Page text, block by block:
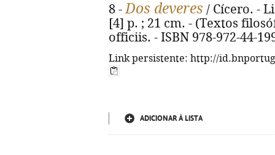
8 -Dos deveres / Cícero. -
[4] p. ; 21 cm. - (Textos
officiis. - ISBN 978-972-44-
Link persistente: http://
ADICIONAR À LISTA